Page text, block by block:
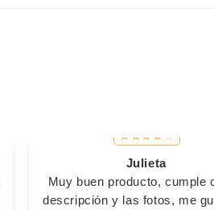
Julieta
Muy buen producto, cumple
descripción y las fotos, me